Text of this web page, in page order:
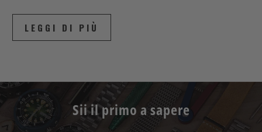
LEGGI DI PIÙ
Sii il primo a sapere